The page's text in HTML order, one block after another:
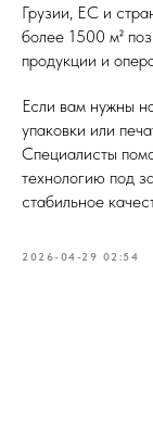
Грузии, ЕС и
более 1500 м²
продукции и
Если вам нужны
упаковки или
Специалисты
технологию под
стабильное
2026-04-29 02:54